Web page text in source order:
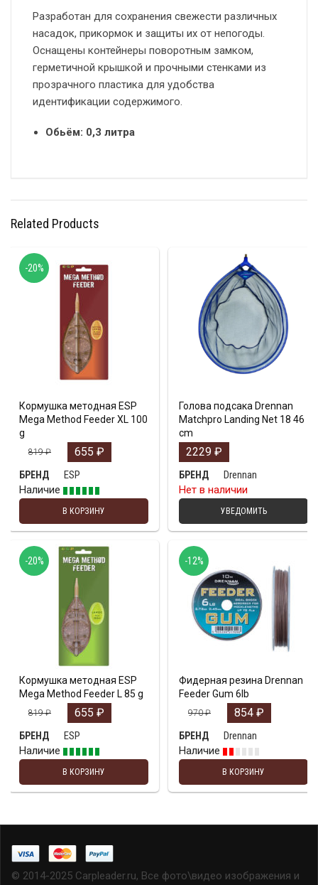
Разработан для сохранения свежести различных
насадок, прикормок и защиты их от непогоды.
Оснащены контейнеры поворотным замком,
герметичной крышкой и прочными стенками из
прозрачного пластика для удобства
идентификации содержимого.
Обьём: 0,3 литра
Related Products
Кормушка методная ESP
Mega Method Feeder XL 100
g
819₽ 655 ₽
БРЕНД
ESP
Наличие
В КОРЗИНУ
-20%
Голова подсакa Drennan
Matchpro Landing Net 18 46
cm
2229 ₽
БРЕНД
Drennan
Нет в наличии
УВЕДОМИТЬ
Кормушка методная ESP
Mega Method Feeder L 85 g
819₽ 655 ₽
БРЕНД
ESP
Наличие
В КОРЗИНУ
-20%
Фидерная резина Drennan
Feeder Gum 6lb
970₽ 854 ₽
БРЕНД
Drennan
Наличие
В КОРЗИНУ
-12%
© 2014-2025 Carpleader.ru, Все фото\видео изображения и